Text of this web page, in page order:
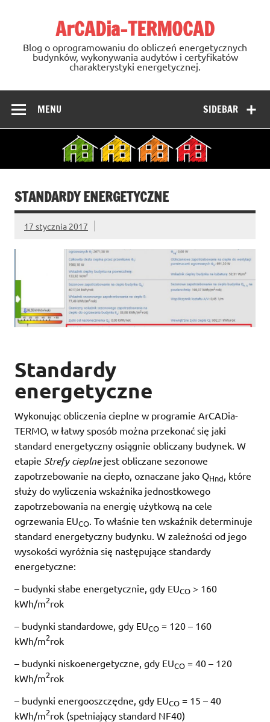
ArCADia-TERMOCAD
Blog o oprogramowaniu do obliczeń energetycznych
budynków, wykonywania audytów i certyfikatów
charakterystyki energetycznej.
SIDEBAR
MENU
STANDARDY ENERGETYCZNE
17 stycznia 2017
Standardy
energetyczne
Wykonując obliczenia cieplne w programie ArCADia-
TERMO, w łatwy sposób można przekonać się jaki
standard energetyczny osiągnie obliczany budynek. W
etapie Strefy cieplnejest obliczane sezonowe
zapotrzebowanie na ciepło, oznaczane jako QHnd , które
służy do wyliczenia wskaźnika jednostkowego
zapotrzebowania na energię użytkową na cele
ogrzewania EUCO . To właśnie ten wskaźnik determinuje
standard energetyczny budynku. W zależności od jego
wysokości wyróżnia się następujące standardy
energetyczne:
– budynki słabe energetycznie, gdy EUCO > 160
kWh/m2rok
– budynki standardowe, gdy EUCO = 120 – 160
kWh/m2rok
– budynki niskoenergetyczne, gdy EUCO = 40 – 120
kWh/m2rok
– budynki energooszczędne, gdy EUCO = 15 – 40
kWh/m2rok (spełniający standard NF40)